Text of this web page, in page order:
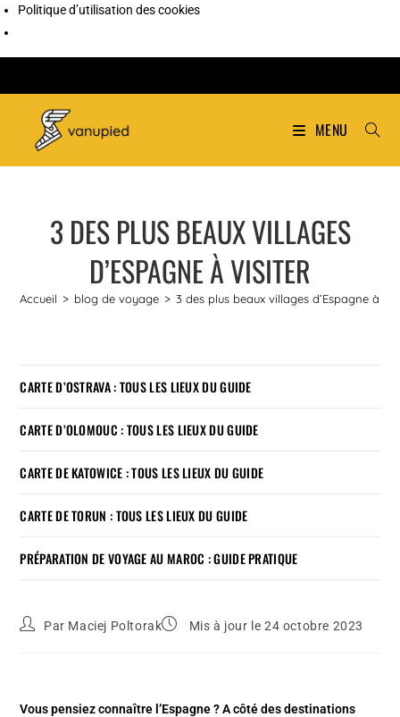
Politique d’utilisation des cookies
MENU
3 DES PLUS BEAUX VILLAGES
D’ESPAGNE À VISITER
Accueil > blog de voyage > 3 des plus beaux villages d’Espagne à
CARTE D’OSTRAVA : TOUS LES LIEUX DU GUIDE
CARTE D’OLOMOUC : TOUS LES LIEUX DU GUIDE
CARTE DE KATOWICE : TOUS LES LIEUX DU GUIDE
CARTE DE TORUN : TOUS LES LIEUX DU GUIDE
PRÉPARATION DE VOYAGE AU MAROC : GUIDE PRATIQUE
Par Maciej Poltorak Mis à jour le 24 octobre 2023
Vous pensiez connaître l’Espagne ? A côté des destinations